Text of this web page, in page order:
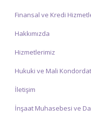
Finansal ve Kredi
Hakkımızda
Hizmetlerimiz
Hukuki ve Mali
İletişim
İnşaat Muhasebesi ve